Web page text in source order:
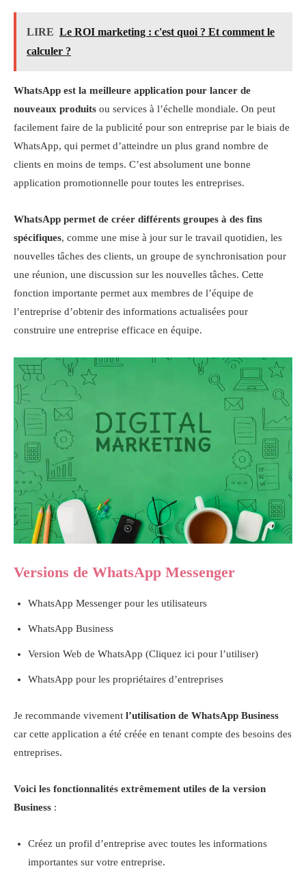
LIRE Le ROI marketing : c'est quoi ? Et comment le
calculer ?
WhatsApp est la meilleure application pour lancer de
nouveaux produits ou services à l’échelle mondiale. On peut
facilement faire de la publicité pour son entreprise par le biais de
WhatsApp, qui permet d’atteindre un plus grand nombre de
clients en moins de temps. C’est absolument une bonne
application promotionnelle pour toutes les entreprises.
WhatsApp permet de créer différents groupes à des fins
spécifiques, comme une mise à jour sur le travail quotidien, les
nouvelles tâches des clients, un groupe de synchronisation pour
une réunion, une discussion sur les nouvelles tâches. Cette
fonction importante permet aux membres de l’équipe de
l’entreprise d’obtenir des informations actualisées pour
construire une entreprise efficace en équipe.
Versions de WhatsApp Messenger
WhatsApp Messenger pour les utilisateurs
WhatsApp Business
Version Web de WhatsApp (Cliquez ici pour l’utiliser)
WhatsApp pour les propriétaires d’entreprises
Je recommande vivement l’utilisation de WhatsApp Business
car cette application a été créée en tenant compte des besoins des
entreprises.
Voici les fonctionnalités extrêmement utiles de la version
Business :
Créez un profil d’entreprise avec toutes les informations
importantes sur votre entreprise.